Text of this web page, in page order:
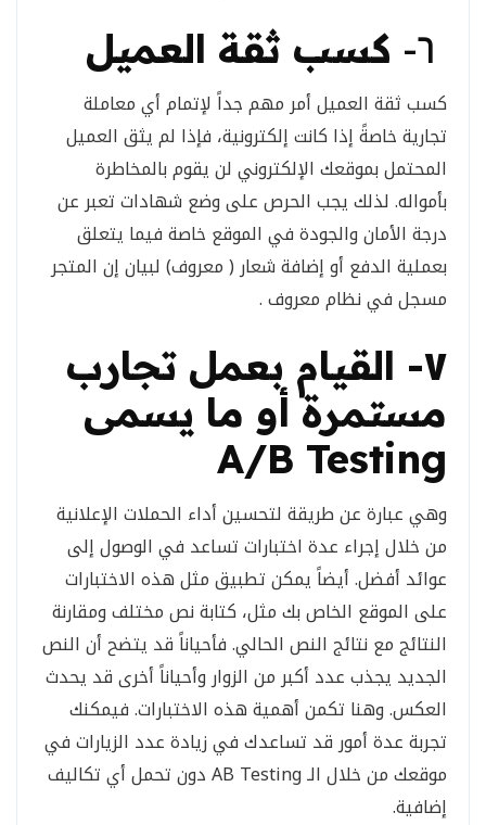
كسب ثقة العميل
كسب ثقة العميل أمر مهم جداً لإتمام أي معاملة
تجارية خاصةً إذا كانت إلكترونية، فإذا لم يثق العميل
المحتمل بموقعك الإلكتروني لن يقوم بالمخاطرة
بأمواله. لذلك يجب الحرص على وضع شهادات تعبر عن
درجة الأمان والجودة في الموقع خاصة فيما يتعلق
بعملية الدفع أو إضافة شعار ( معروف) لبيان إن المتجر
مسجل في نظام معروف .
٧- القيام بعمل تجارب
مستمرة أو ما يسمى
A/B Testing
وهي عبارة عن طريقة لتحسين أداء الحملات الإعلانية
من خلال إجراء عدة اختبارات تساعد في الوصول إلى
عوائد أفضل. أيضاً يمكن تطبيق مثل هذه الاختبارات
على الموقع الخاص بك مثل، كتابة نص مختلف ومقارنة
النتائج مع نتائج النص الحالي. فأحياناً قد يتضح أن النص
الجديد يجذب عدد أكبر من الزوار وأحياناً أخرى قد يحدث
العكس. وهنا تكمن أهمية هذه الاختبارات. فيمكنك
تجربة عدة أمور قد تساعدك في زيادة عدد الزيارات في
موقعك من خلال الـ AB Testing دون تحمل أي تكاليف
إضافية.